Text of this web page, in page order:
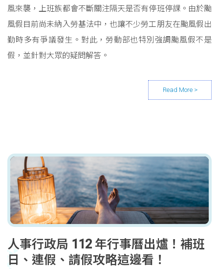
風來襲，上班族都會不斷關注隔天是否有停班停課。由於颱
風假目前尚未納入勞基法中，也讓不少勞工朋友在颱風假出
勤時多有爭議發生。對此，勞動部也特別強調颱風假不是
假，並針對大眾的疑問解答。
人事行政局 112 年行事曆出爐！補班
日、連假、請假攻略這邊看！